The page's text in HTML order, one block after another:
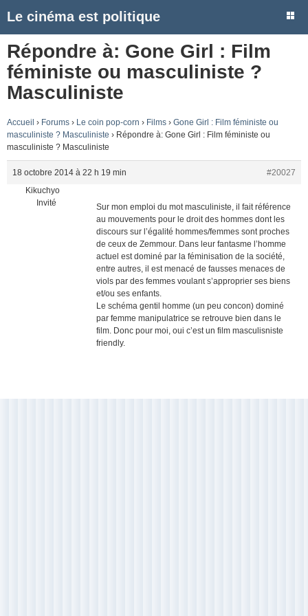
Le cinéma est politique
Répondre à: Gone Girl : Film
féministe ou masculiniste ?
Masculiniste
Accueil › Forums › Le coin pop-corn › Films › Gone Girl : Film féministe ou
masculiniste ? Masculiniste › Répondre à: Gone Girl : Film féministe ou
masculiniste ? Masculiniste
18 octobre 2014 à 22 h 19 min
#20027
Kikuchyo
Invité
Sur mon emploi du mot masculiniste, il fait référence
au mouvements pour le droit des hommes dont les
discours sur l’égalité hommes/femmes sont proches
de ceux de Zemmour. Dans leur fantasme l’homme
actuel est dominé par la féminisation de la société,
entre autres, il est menacé de fausses menaces de
viols par des femmes voulant s’approprier ses biens
et/ou ses enfants.
Le schéma gentil homme (un peu concon) dominé
par femme manipulatrice se retrouve bien dans le
film. Donc pour moi, oui c’est un film masculisniste
friendly.